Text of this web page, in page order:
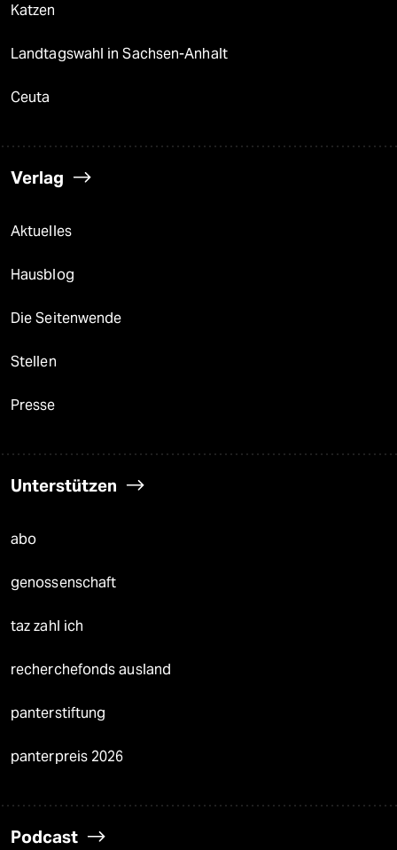
Katzen
Landtagswahl in Sachsen-Anhalt
Ceuta
Verlag
Aktuelles
Hausblog
Die Seitenwende
Stellen
Presse
Unterstützen
abo
genossenschaft
taz zahl ich
recherchefonds ausland
panterstiftung
panterpreis 2026
Podcast